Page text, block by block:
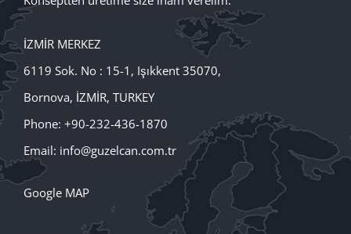
İZMİR MERKEZ
6119 Sok. No : 15-1, Işıkkent 35070,
Bornova, İZMİR, TURKEY
Phone: +90-232-436-1870
Email: info@guzelcan.com.tr
Google MAP